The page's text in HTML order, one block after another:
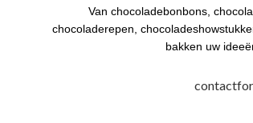
Van chocoladebonbons,
chocoladerepen,
bakken uw